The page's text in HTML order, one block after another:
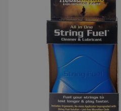
Big Foot KL15 Kalimba